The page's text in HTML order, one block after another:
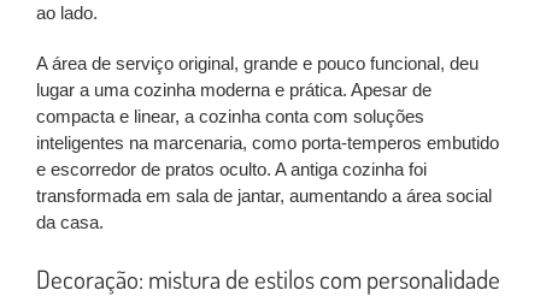
ao lado.
A área de serviço original, grande e pouco funcional, deu
lugar a uma cozinha moderna e prática. Apesar de
compacta e linear, a cozinha conta com soluções
inteligentes na marcenaria, como porta-temperos embutido
e escorredor de pratos oculto. A antiga cozinha foi
transformada em sala de jantar, aumentando a área social
da casa.
Decoração: mistura de estilos com personalidade